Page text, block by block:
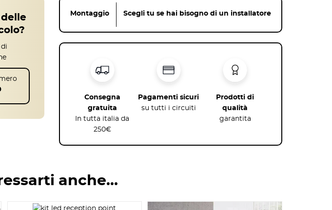
Montaggio Scegli tu se hai bisogno di un installatore
Consegna
gratuita
In tutta italia da
250€
Pagamenti sicuri
su tutti i circuiti
Prodotti di
qualità
garantita
anche…